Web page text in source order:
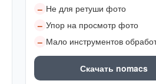
– Не для ретуши фото
– Упор на просмотр фото
– Мало инструментов
Скачать nomacs